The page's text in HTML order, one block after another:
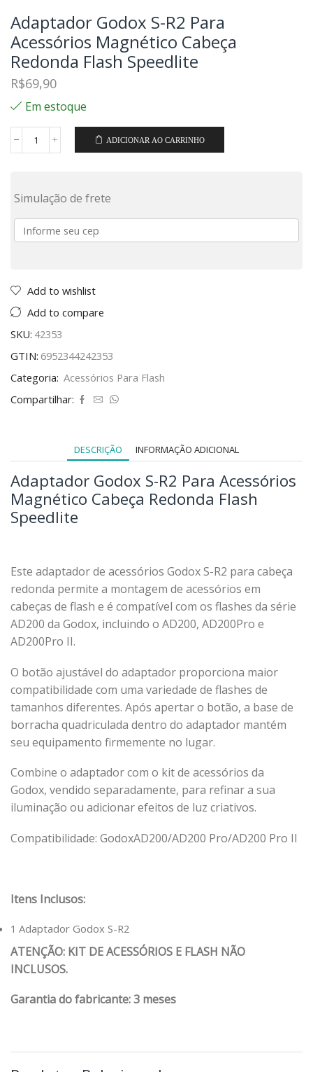
Adaptador Godox S-R2 Para
Acessórios Magnético Cabeça
Redonda Flash Speedlite
R$69,90
Em estoque
ADICIONAR AO CARRINHO
Simulação de frete
Add to wishlist
Add to compare
SKU: 42353
GTIN: 6952344242353
Categoria: Acessórios Para Flash
Compartilhar:
DESCRIÇÃO INFORMAÇÃO ADICIONAL
Adaptador Godox S-R2 Para Acessórios
Magnético Cabeça Redonda Flash
Speedlite
Este adaptador de acessórios Godox S-R2 para cabeça
redonda permite a montagem de acessórios em
cabeças de flash e é compatível com os flashes da série
AD200 da Godox, incluindo o AD200, AD200Pro e
AD200Pro II.
O botão ajustável do adaptador proporciona maior
compatibilidade com uma variedade de flashes de
tamanhos diferentes. Após apertar o botão, a base de
borracha quadriculada dentro do adaptador mantém
seu equipamento firmemente no lugar.
Combine o adaptador com o kit de acessórios da
Godox, vendido separadamente, para refinar a sua
iluminação ou adicionar efeitos de luz criativos.
Compatibilidade: GodoxAD200/AD200 Pro/AD200 Pro II
Itens Inclusos:
1 Adaptador Godox S-R2
ATENÇÃO: KIT DE ACESSÓRIOS E FLASH NÃO
INCLUSOS.
Garantia do fabricante: 3 meses